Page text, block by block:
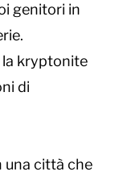
genitori in
la kryptonite
di
una città che